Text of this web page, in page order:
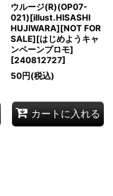
ウルージ(R)(OP07-
021)[illust.HISASHI
HUJIWARA][NOT FOR
SALE][はじめようキャ
ンペーンプロモ]
[240812727]
50円(税込)
カートに入れる